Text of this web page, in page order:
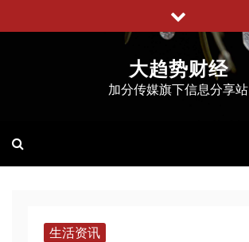
至
大趋势财经
加分传媒旗下信息分享站
生活资讯